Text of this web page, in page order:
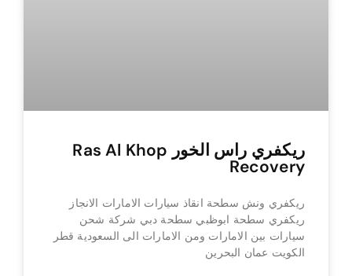
ريكفري راس الخور Ras Al Khop
Recovery
ريكفري ونش سطحة انقاذ سيارات الامارات الانجاز
ريكفري سطحة ابوظبي سطحة دبي شركة شحن
سيارات بين الامارات ومن الامارات الى السعودية قطر
الكويت عمان البحرين